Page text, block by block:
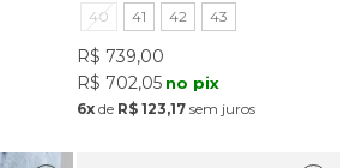
Bloco Café
40 41 42 43
R$ 739,00
R$ 702,05 no pix
6x de R$ 123,17 sem juros